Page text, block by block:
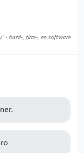
- hard-, firm-, en software